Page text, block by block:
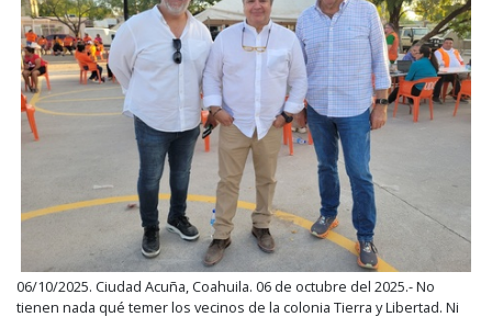
06/10/2025. Ciudad Acuña, Coahuila. 06 de octubre del 2025.- No
tienen nada qué temer los vecinos de la colonia Tierra y Libertad. Ni